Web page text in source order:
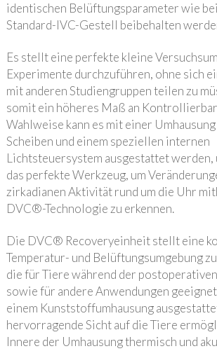
identischen Belüftungsparameter wie
Standard-IVC-Gestell beibehalten
Es stellt eine perfekte kleine
Experimente durchzuführen, ohne sich
mit anderen Studiengruppen teilen zu
somit ein höheres Maß an
Wahlweise kann es mit einer
Scheiben und einem speziellen internen
Lichtsteuersystem ausgestattet werden,
das perfekte Werkzeug, um
zirkadianen Aktivität rund um die Uhr
DVC®-Technologie zu erkennen.
Die DVC® Recoveryeinheit stellt eine
Temperatur- und Belüftungsumgebung
die für Tiere während der
sowie für andere Anwendungen
einem Kunststoffumhausung
hervorragende Sicht auf die Tiere
Innere der Umhausung thermisch und